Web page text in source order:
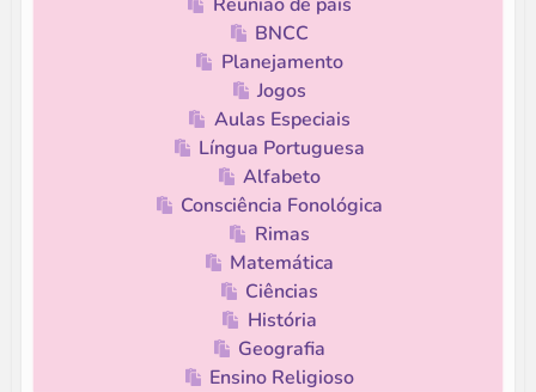
BNCC
Planejamento
Jogos
Aulas Especiais
Língua Portuguesa
Alfabeto
Consciência Fonológica
Rimas
Matemática
Ciências
História
Geografia
Ensino Religioso